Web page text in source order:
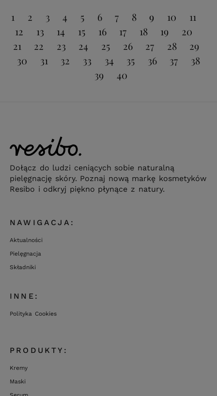
1 2 3 4 5 6 7 8 9 10
11
12
13 14 15 16 17 18 19
20
21
22 23 24 25 26 27 28
29
30
31 32 33 34 35 36 37
38
39
40
Dołącz do ludzi ceniących sobie naturalną
pielęgnację skóry. Poznaj nową markę kosmetyków
Resibo i odkryj piękno płynące z natury.
NAWIGACJA:
Aktualności
Pielęgnacja
Składniki
INNE:
Polityka Cookies
PRODUKTY:
Kremy
Maski